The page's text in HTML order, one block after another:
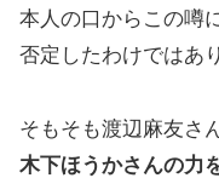
本人の口からこの噂
否定したわけではあ
そもそも渡辺麻友さ
木下ほうかさんの力